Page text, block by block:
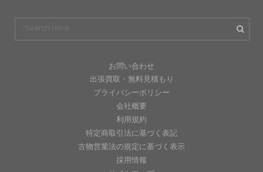
お問い合わせ
出張買取・無料見積もり
プライバシーポリシー
会社概要
利用規約
特定商取引法に基づく表記
古物営業法の規定に基づく表示
採用情報